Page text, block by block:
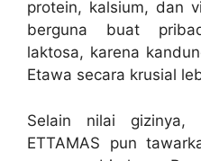
protein, kalsium, dan
berguna buat
laktosa, karena
Etawa secara krusial
Selain nilai gizinya,
ETTAMAS pun